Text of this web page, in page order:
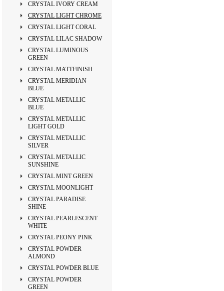
CRYSTAL IVORY CREAM
CRYSTAL LIGHT CHROME
CRYSTAL LIGHT CORAL
CRYSTAL LILAC SHADOW
CRYSTAL LUMINOUS
GREEN
CRYSTAL MATTFINISH
CRYSTAL MERIDIAN
BLUE
CRYSTAL METALLIC
BLUE
CRYSTAL METALLIC
LIGHT GOLD
CRYSTAL METALLIC
SILVER
CRYSTAL METALLIC
SUNSHINE
CRYSTAL MINT GREEN
CRYSTAL MOONLIGHT
CRYSTAL PARADISE
SHINE
CRYSTAL PEARLESCENT
WHITE
CRYSTAL PEONY PINK
CRYSTAL POWDER
ALMOND
CRYSTAL POWDER BLUE
CRYSTAL POWDER
GREEN